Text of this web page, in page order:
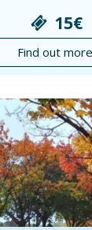
15€
Find out more